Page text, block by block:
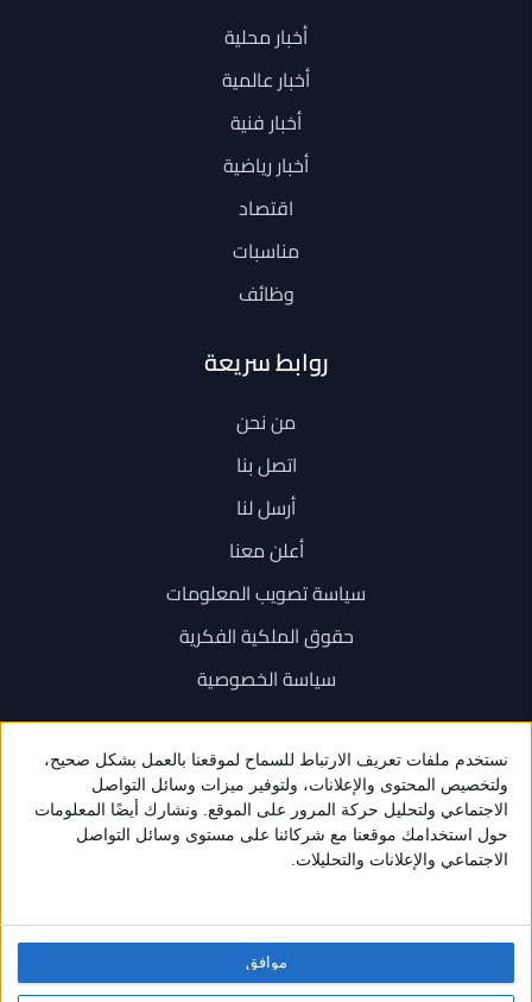
موافق
أخبار محلية
أخبار عالمية
أخبار فنية
أخبار رياضية
اقتصاد
مناسبات
وظائف
روابط سريعة
من نحن
اتصل بنا
أرسل لنا
أعلن معنا
سياسة تصويب المعلومات
حقوق الملكية الفكرية
سياسة الخصوصية
اتصل بنا
+962 6 534 1777
+962 79 202 7000